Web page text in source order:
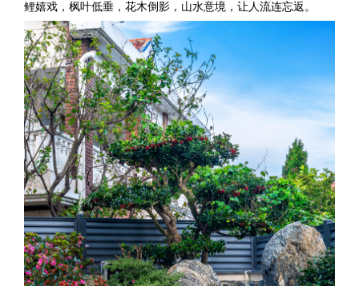
鲤嬉戏，枫叶低垂，花木倒影，山水意境，让人流连忘返。